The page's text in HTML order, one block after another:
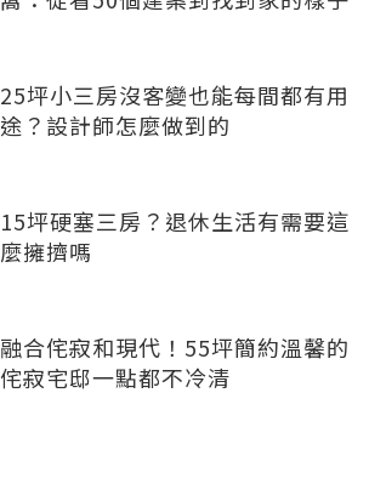
25坪小三房沒客變也能每間都有用
途？設計師怎麼做到的
15坪硬塞三房？退休生活有需要這
麼擁擠嗎
融合侘寂和現代！55坪簡約溫馨的
侘寂宅邸一點都不冷清